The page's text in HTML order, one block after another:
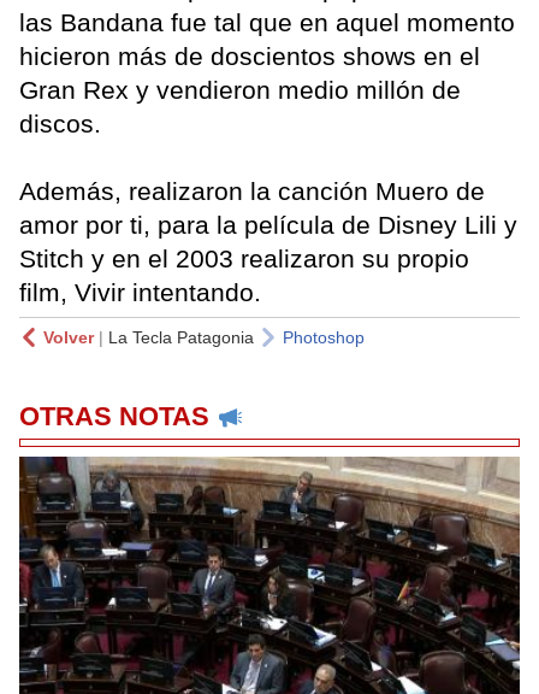
las Bandana fue tal que en aquel momento
hicieron más de doscientos shows en el
Gran Rex y vendieron medio millón de
discos.
Además, realizaron la canción Muero de
amor por ti, para la película de Disney Lili y
Stitch y en el 2003 realizaron su propio
film, Vivir intentando.
Volver| La Tecla Patagonia Photoshop
OTRAS NOTAS